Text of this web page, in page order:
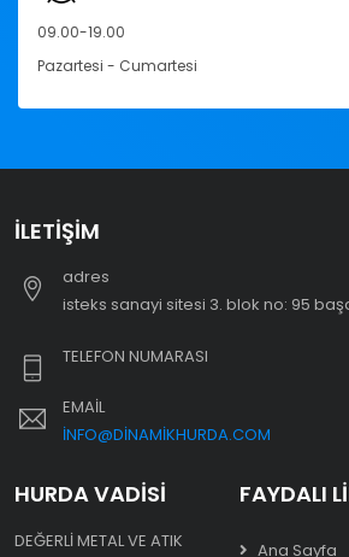
09.00-19.00
Pazartesi - Cumartesi
İLETIŞIM
adres
i̇steks sanayi sitesi 3. blok no: 95
TELEFON NUMARASI
EMAIL
INFO@DINAMIKHURDA.COM
HURDA VADISI
DEĞERLI METAL VE ATIK
FAYDALI
Ana Sayfa